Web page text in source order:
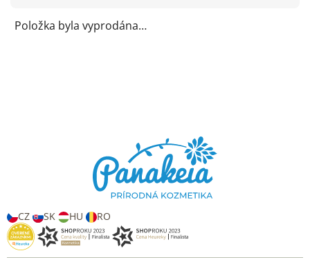
Položka byla vyprodána…
CZ SK HU RO